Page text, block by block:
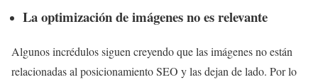
La optimización de imágenes no es relevante
Algunos incrédulos siguen creyendo que las imágenes no están
relacionadas al posicionamiento SEO y las dejan de lado. Por lo